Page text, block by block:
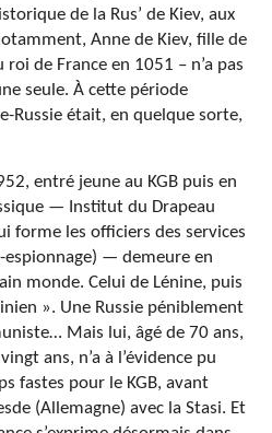
de la Rus’ de Kiev, aux
Anne de Kiev, fille de
roi de France en 1051 – n’a pas
seule. À cette période
Russie était, en quelque sorte,
entré jeune au KGB puis en
— Institut du Drapeau
forme les officiers des services
espionnage) — demeure en
monde. Celui de Lénine, puis
». Une Russie péniblement
Mais lui, âgé de 70 ans,
ans, n’a à l’évidence pu
fastes pour le KGB, avant
(Allemagne) avec la Stasi. Et